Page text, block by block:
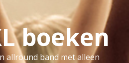
boeken
allround band met alleen